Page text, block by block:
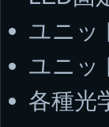
ユニッ
ユニッ
各種光